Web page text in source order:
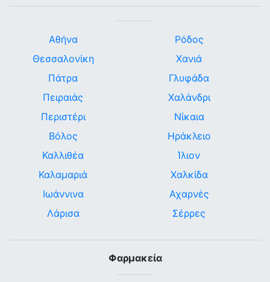
Αθήνα
Θεσσαλονίκη
Πάτρα
Πειραιάς
Περιστέρι
Βόλος
Καλλιθέα
Καλαμαριά
Ιωάννινα
Λάρισα
Ρόδος
Χανιά
Γλυφάδα
Χαλάνδρι
Νίκαια
Ηράκλειο
Ίλιον
Χαλκίδα
Αχαρνές
Σέρρες
Φαρμακεία